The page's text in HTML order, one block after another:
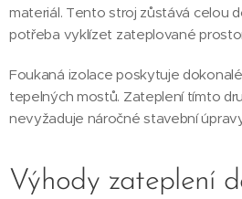
materiál. Tento stroj zůstává celou
potřeba vyklízet zateplované
Foukaná izolace poskytuje
tepelných mostů. Zateplení tímto
nevyžaduje náročné stavební
Výhody zateplení